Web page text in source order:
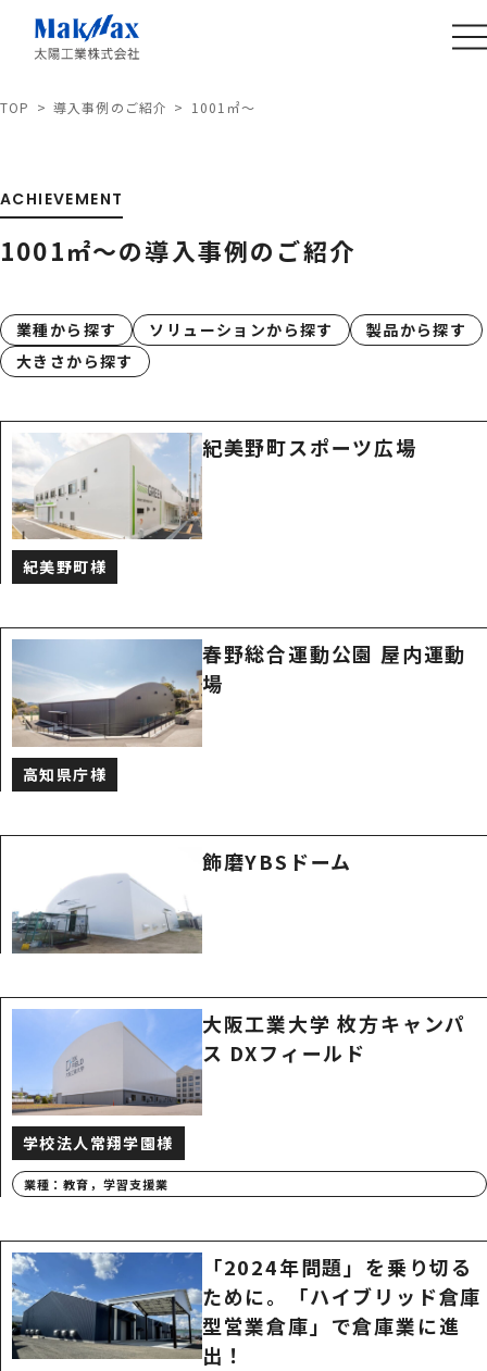
TOP 導入事例のご紹介 1001㎡～
ACHIEVEMENT
1001㎡～の導入事例のご紹介
業種から探す ソリューションから探す
製品から探す
大きさから探す
紀美野町スポーツ広場
紀美野町様
春野総合運動公園 屋内運動
場
高知県庁様
飾磨YBSドーム
大阪工業大学 枚方キャンパ
ス DXフィールド
学校法人常翔学園様
業種：教育，学習支援業
「2024年問題」を乗り切る
ために。「ハイブリッド倉庫
型営業倉庫」で倉庫業に進
出！